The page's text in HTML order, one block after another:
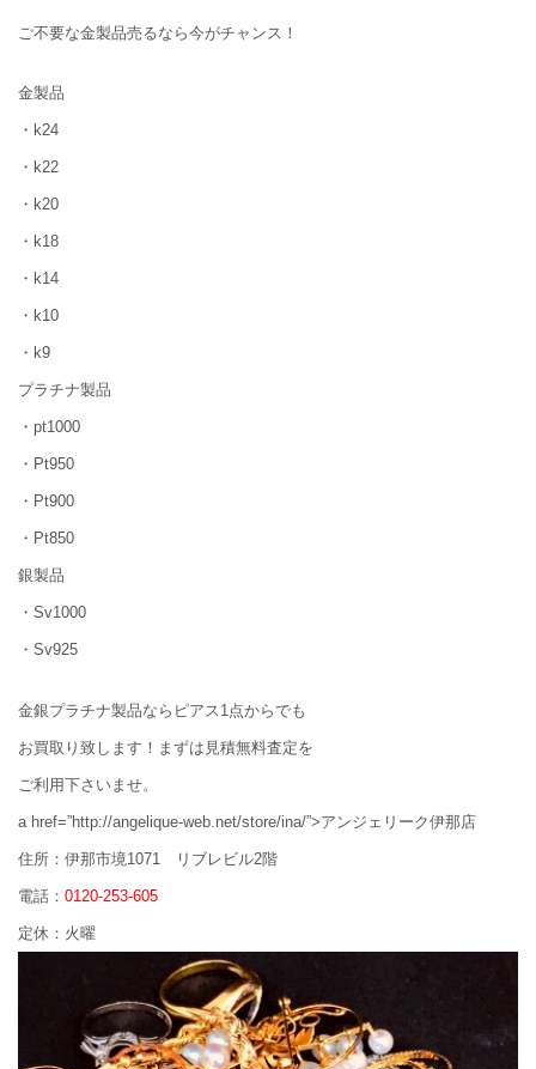
ご不要な金製品売るなら今がチャンス！
金製品
・k24
・k22
・k20
・k18
・k14
・k10
・k9
プラチナ製品
・pt1000
・Pt950
・Pt900
・Pt850
銀製品
・Sv1000
・Sv925
金銀プラチナ製品ならピアス1点からでも
お買取り致します！まずは見積無料査定を
ご利用下さいませ。
a href=”http://angelique-web.net/store/ina/”>アンジェリーク伊那店
住所：伊那市境1071 リブレビル2階
電話： 0120-253-605
定休：火曜